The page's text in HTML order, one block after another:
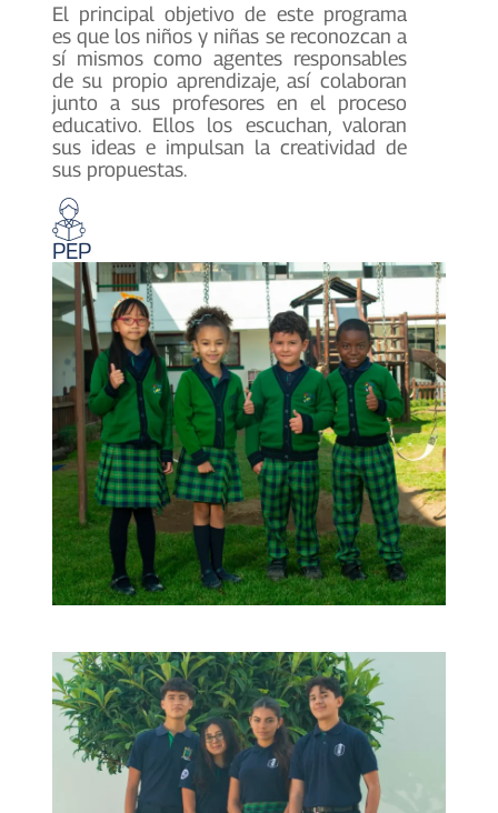
El principal objetivo de este programa
es que los niños y niñas se reconozcan a
sí mismos como agentes responsables
de su propio aprendizaje, así colaboran
junto a sus profesores en el proceso
educativo. Ellos los escuchan, valoran
sus ideas e impulsan la creatividad de
sus propuestas.
PEP